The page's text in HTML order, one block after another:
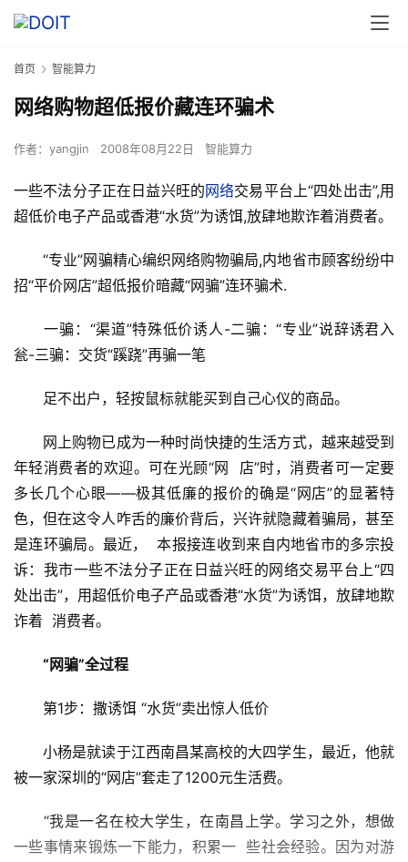
首页 智能算力
网络购物超低报价藏连环骗术
作者： yangjin 2008年08月22日 智能算力
一些不法分子正在日益兴旺的网络交易平台上“四处出击”,用
超低价电子产品或香港“水货”为诱饵,放肆地欺诈着消费者。
“专业”网骗精心编织网络购物骗局,内地省市顾客纷纷中
招“平价网店”超低报价暗藏“网骗”连环骗术.
一骗：“渠道”特殊低价诱人-二骗：“专业”说辞诱君入
瓮-三骗：交货“蹊跷”再骗一笔
足不出户，轻按鼠标就能买到自己心仪的商品。
网上购物已成为一种时尚快捷的生活方式，越来越受到
年轻消费者的欢迎。可在光顾“网  店”时，消费者可一定要
多长几个心眼——极其低廉的报价的确是“网店”的显著特
色，但在这令人咋舌的廉价背后，兴许就隐藏着骗局，甚至
是连环骗局。最近，  本报接连收到来自内地省市的多宗投
诉：我市一些不法分子正在日益兴旺的网络交易平台上“四
处出击”，用超低价电子产品或香港“水货”为诱饵，放肆地欺
诈着  消费者。
“网骗”全过程
第1步：撒诱饵 “水货”卖出惊人低价
小杨是就读于江西南昌某高校的大四学生，最近，他就
被一家深圳的“网店”套走了1200元生活费。
“我是一名在校大学生，在南昌上学。学习之外，想做
一些事情来锻炼一下能力，积累一  些社会经验。因为对游